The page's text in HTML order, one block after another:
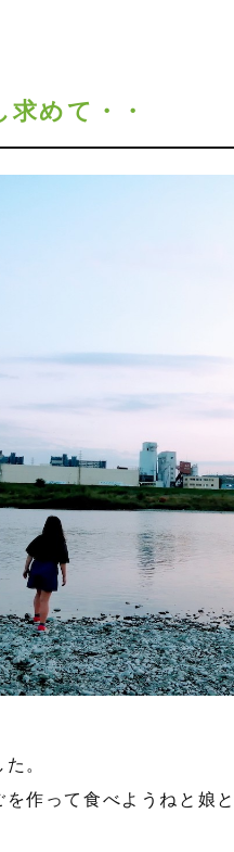
めて・・
。
作って食べようねと娘